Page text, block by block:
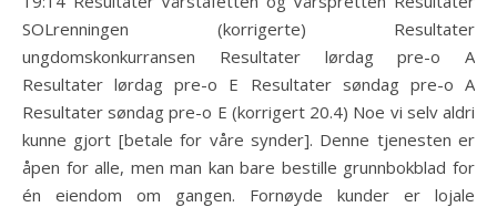
SOLrenningen (korrigerte) Resultater
ungdomskonkurransen Resultater lørdag pre-o A
Resultater lørdag pre-o E Resultater søndag pre-o A
Resultater søndag pre-o E (korrigert 20.4) Noe vi selv aldri
kunne gjort [betale for våre synder]. Denne tjenesten er
åpen for alle, men man kan bare bestille grunnbokblad for
én eiendom om gangen. Fornøyde kunder er lojale